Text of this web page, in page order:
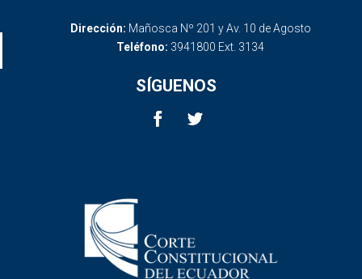
Dirección: Mañosca Nº 201 y Av. 10 de Agosto
Teléfono: 3941800 Ext. 3134
SÍGUENOS